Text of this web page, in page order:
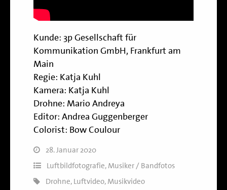
Kunde: 3p Gesellschaft für
Kommunikation GmbH, Frankfurt am
Main
Regie: Katja Kuhl
Kamera: Katja Kuhl
Drohne: Mario Andreya
Editor: Andrea Guggenberger
Colorist: Bow Coulour
28. Januar 2020
Luftbildfotografie, Musiker / Bandfotos
Drohne, Luftvideo, Musikvideo